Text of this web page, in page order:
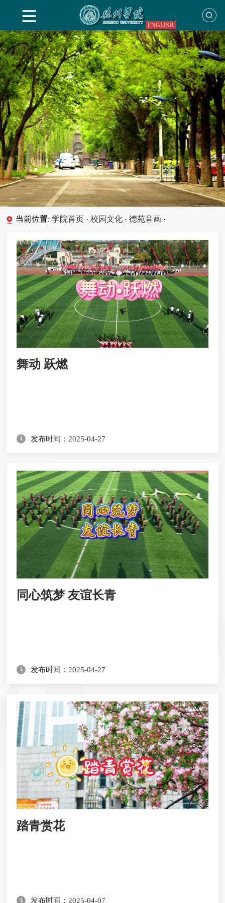
ENGLISH
当前位置:学院首页 · 校园文化 · 德苑音画 ·
舞动 跃燃
发布时间：2025-04-27
同心筑梦 友谊长青
发布时间：2025-04-27
踏青赏花
发布时间：2025-04-07